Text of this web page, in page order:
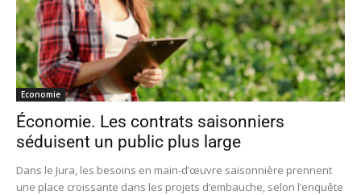
Economie
Économie. Les contrats saisonniers
séduisent un public plus large
Dans le Jura, les besoins en main-d’œuvre saisonnière prennent
une place croissante dans les projets d’embauche, selon l’enquête